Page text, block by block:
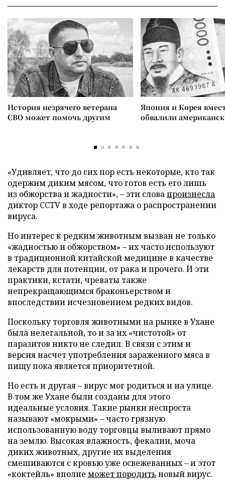
История незрячего ветерана
СВО может помочь другим
Япония и Корея
обвалили
«Удивляет, что до сих пор есть некоторые, кто так
одержим диким мясом, что готов есть его лишь
из обжорства и жадности», – эти словапроизнесла
диктор CCTV в ходе репортажа о распространении
вируса.
Но интерес к редким животным вызван не только
«жадностью и обжорством» – их часто используют
в традиционной китайской медицине в качестве
лекарств для потенции, от рака и прочего. И эти
практики, кстати, чреваты также
непрекращающимся браконьерством и
впоследствии исчезновением редких видов.
Поскольку торговля животными на рынке в Ухане
была нелегальной, то и за их «чистотой» от
паразитов никто не следил. В связи с этим и
версия насчет употребления зараженного мяса в
пищу пока является приоритетной.
Но есть и другая – вирус мог родиться и на улице.
В том же Ухане были созданы для этого
идеальные условия. Такие рынки неспроста
называют «мокрыми» – часто грязную
использованную воду торговцы выливают прямо
на землю. Высокая влажность, фекалии, моча
диких животных, другие их выделения
смешиваются с кровью уже освежеванных – и этот
«коктейль» вполне может породить новый вирус.